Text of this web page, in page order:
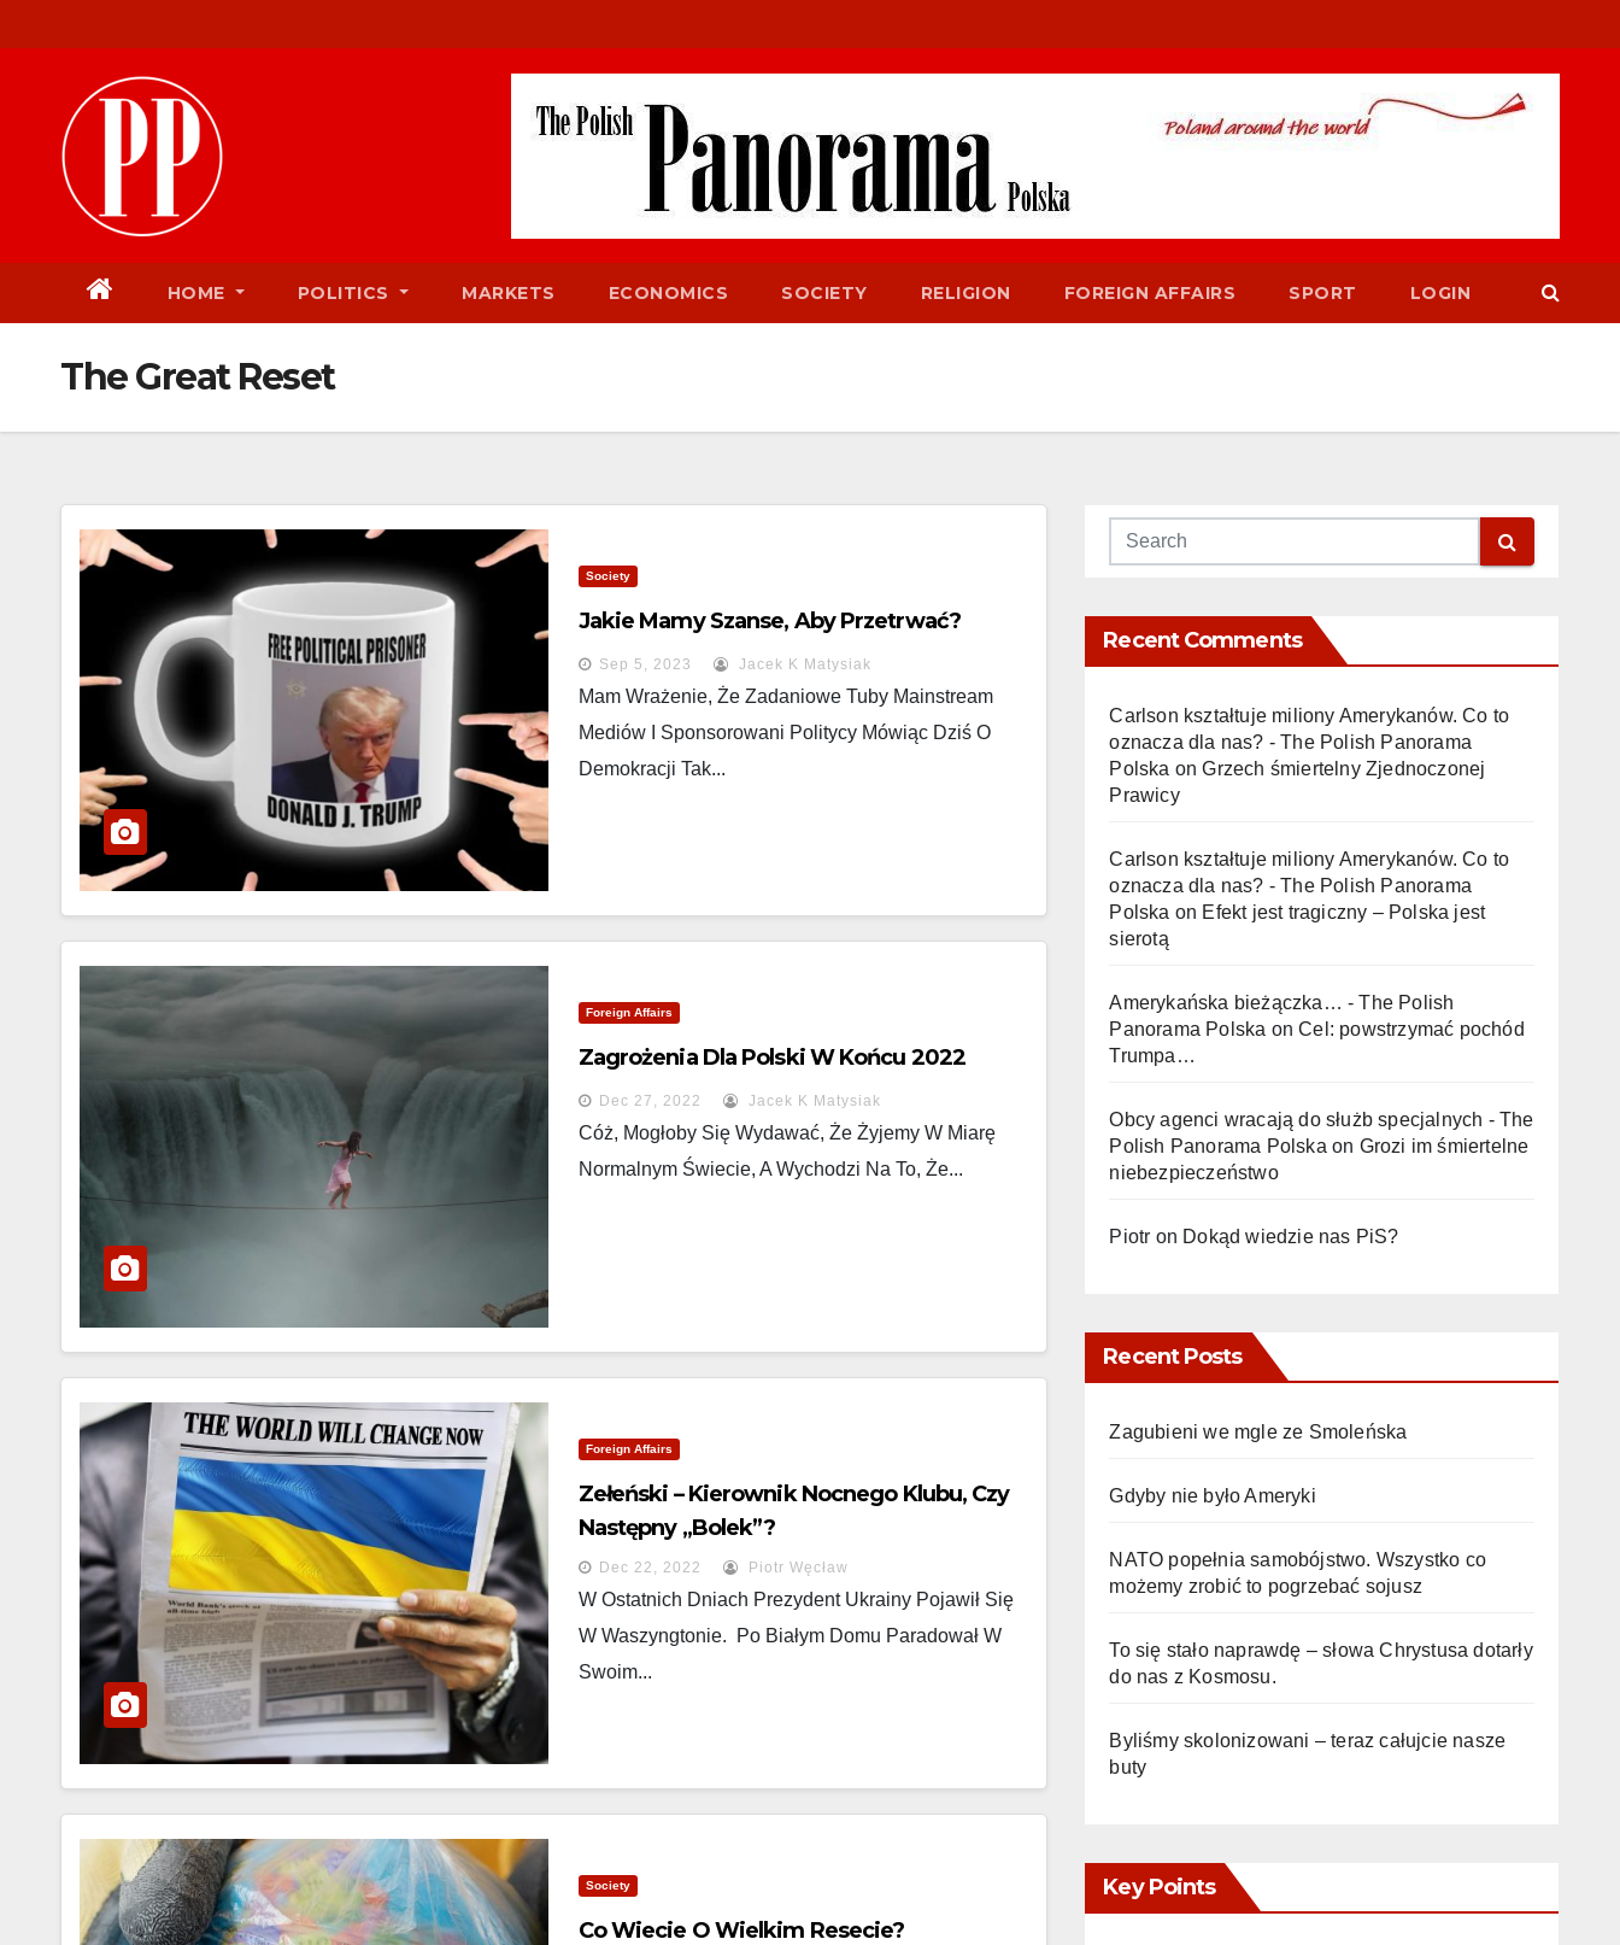
to
HOME POLITICS MARKETS ECONOMICS SOCIETY RELIGION FOREIGN AFFAIRS SPORT LOGIN
The Great Reset
Society
Jakie Mamy Szanse, Aby Przetrwać?
Sep 5, 2023 Jacek K Matysiak
Mam Wrażenie, Że Zadaniowe Tuby Mainstream
Mediów I Sponsorowani Politycy Mówiąc Dziś O
Demokracji Tak...
Foreign Affairs
Zagrożenia Dla Polski W Końcu 2022
Dec 27, 2022 Jacek K Matysiak
Cóż, Mogłoby Się Wydawać, Że Żyjemy W Miarę
Normalnym Świecie, A Wychodzi Na To, Że...
Foreign Affairs
Zełeński – Kierownik Nocnego Klubu, Czy
Następny „Bolek”?
Dec 22, 2022 Piotr Węcław
W Ostatnich Dniach Prezydent Ukrainy Pojawił Się
W Waszyngtonie. Po Białym Domu Paradował W
Swoim...
Society
Co Wiecie O Wielkim Resecie?
Recent Comments
Carlson kształtuje miliony Amerykanów. Co to
oznacza dla nas? - The Polish Panorama
Polska onGrzech śmiertelny Zjednoczonej
Prawicy
Carlson kształtuje miliony Amerykanów. Co to
oznacza dla nas? - The Polish Panorama
Polska on Efekt jest tragiczny – Polska jest
sierotą
Amerykańska bieżączka… - The Polish
Panorama Polska onCel: powstrzymać pochód
Trumpa…
Obcy agenci wracają do służb specjalnych - The
Polish Panorama Polska on Grozi im śmiertelne
niebezpieczeństwo
Piotr on Dokąd wiedzie nas PiS?
Recent Posts
Zagubieni we mgle ze Smoleńska
Gdyby nie było Ameryki
NATO popełnia samobójstwo. Wszystko co
możemy zrobić to pogrzebać sojusz
To się stało naprawdę – słowa Chrystusa dotarły
do nas z Kosmosu.
Byliśmy skolonizowani – teraz całujcie nasze
buty
Key Points